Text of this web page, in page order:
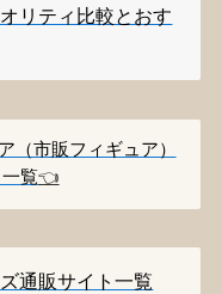
リティ比較とおす
（市販フィギュア）
覧👈️
通販サイト一覧